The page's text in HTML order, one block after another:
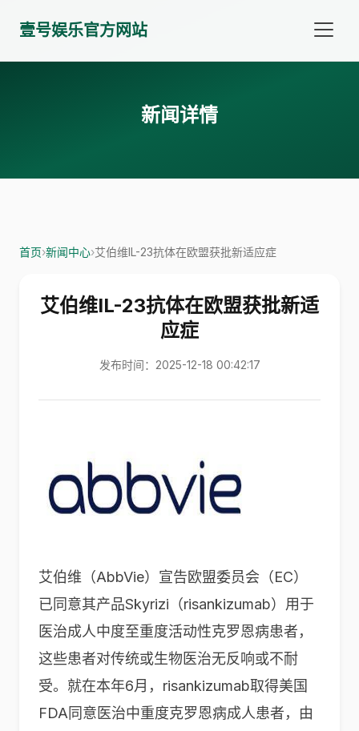
壹号娱乐官方网站
新闻详情
首页›新闻中心›艾伯维IL-23抗体在欧盟获批新适应症
艾伯维IL-23抗体在欧盟获批新适
应症
发布时间：2025-12-18 00:42:17
艾伯维（AbbVie）宣告欧盟委员会（EC）
已同意其产品Skyrizi（risankizumab）用于
医治成人中度至重度活动性克罗恩病患者，
这些患者对传统或生物医治无反响或不耐
受。就在本年6月，risankizumab取得美国
FDA同意医治中重度克罗恩病成人患者，由